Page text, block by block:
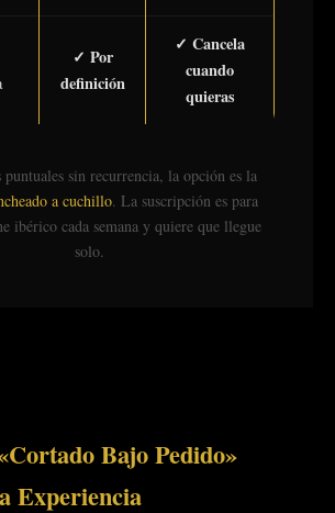
✓ Por
definición
✓ Cancela
cuando
quieras
puntuales sin recurrencia, la opción es la
a cuchillo. La suscripción es para
ibérico cada semana y quiere que llegue
solo.
Bajo Pedido»
Experiencia